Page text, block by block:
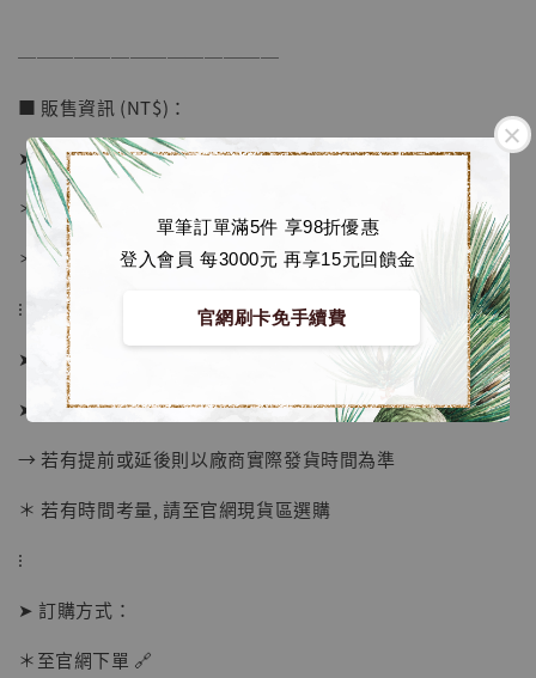
單筆訂單滿5件 享98折優惠
登入會員 每3000元 再享15元回饋金
官網刷卡免手續費
【店內現貨】海賊王 系列蒐藏雕像 布魯克達
摩 [7STARS Studio]
NT$ 1,500
NT$ 1,870
- +
──────────────
■ 販售資訊 (NT$)：
➤ 價格 28380元 (訂金11380)
＊ 國際運費另計
＊ 刷卡免手續費
⁝
➤ 預購截止日：2026年7月20日
➤ 預計發貨日：2027年1-3月 (僅供參考)
→ 若有提前或延後則以廠商實際發貨時間為準
＊ 若有時間考量, 請至官網現貨區選購
⁝
➤ 訂購方式：
＊至官網下單 🔗